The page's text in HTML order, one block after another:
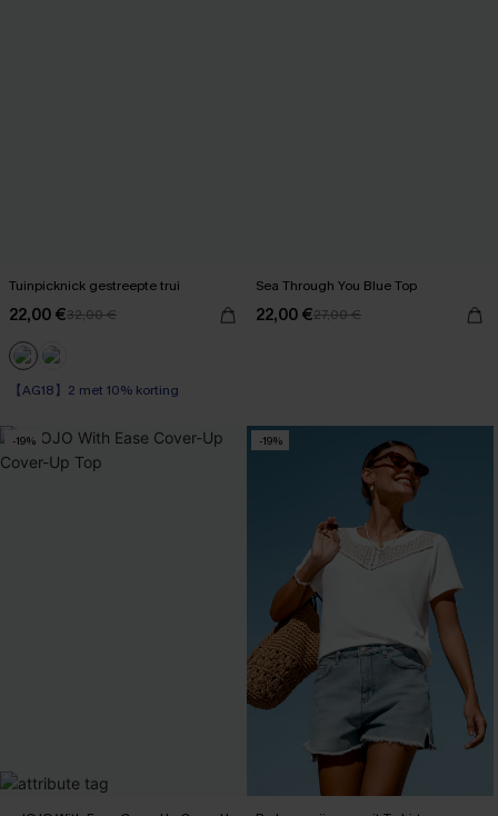
Tuinpicknick gestreepte trui
22,00 €32,00 €
【AG18】2 met 10% korting
Sea Through You Blue Top
22,00 €27,00 €
-19% -19%